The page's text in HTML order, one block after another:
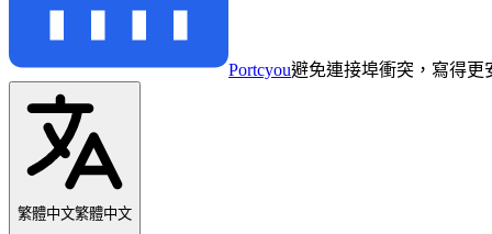
Portcyou避免連接埠衝突，寫得更
繁體中文繁體中文